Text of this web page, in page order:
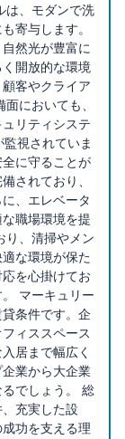
は、モダンで洗
寄与します。
然光が豊富に
開放的な環境
客やクライア
においても、
リティシステ
視されていま
に守ることが
されており、
、エレベータ
職場環境を提
り、清掃やメン
な環境が保た
を心掛けてお
マーキュリー
条件です。企
ィススペース
居まで幅広く
業から大企業
でしょう。 総
充実した設
功を支える理